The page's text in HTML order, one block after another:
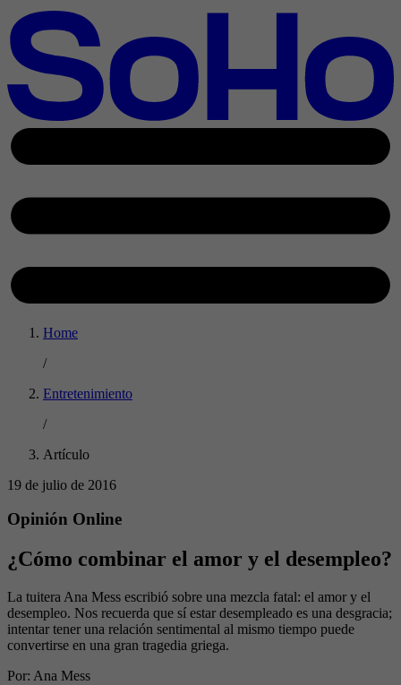
Home
/
Entretenimiento
/
Artículo
19 de julio de 2016
Opinión Online
¿Cómo combinar el amor y el desempleo?
La tuitera Ana Mess escribió sobre una mezcla fatal: el amor y el
desempleo. Nos recuerda que sí estar desempleado es una desgracia;
intentar tener una relación sentimental al mismo tiempo puede
convertirse en una gran tragedia griega.
Por: Ana Mess